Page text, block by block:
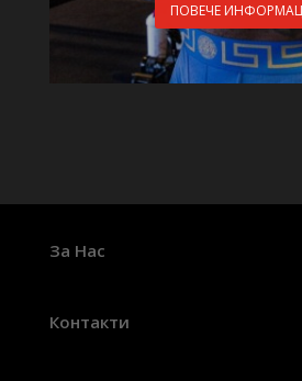
ПОВЕЧЕ
За Нас
Контакти